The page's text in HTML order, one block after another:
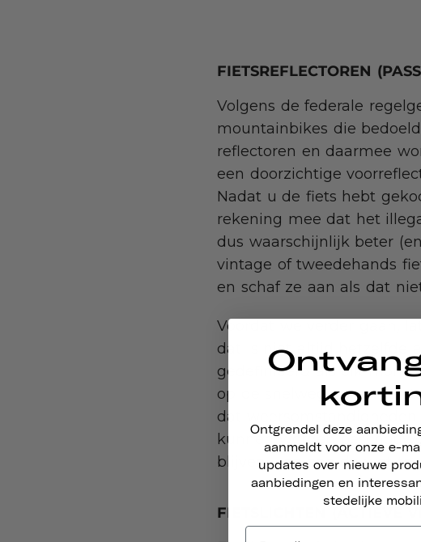
FIETSREFLECTOREN
Volgens de federale
mountainbikes die
reflectoren en daarmee
een doorzichtige
Nadat u de fiets hebt
rekening mee dat het
dus waarschijnlijk beter
vintage of tweedehands
en schaf ze aan als dat
Voordat we verder gaan,
dat is niet altijd hetzelfde
gedefinieerd als elk
op de snelweg op een
dat
kunnen worden
blijven – en aan de wet te
FIETSLICHTEN (ACTIEVE
Ontgrendel deze
aanmeldt voor onze e-
updates over nieuwe
aanbiedingen en
stedelijke